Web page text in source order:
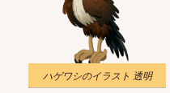
ハゲワシのイラスト 透明